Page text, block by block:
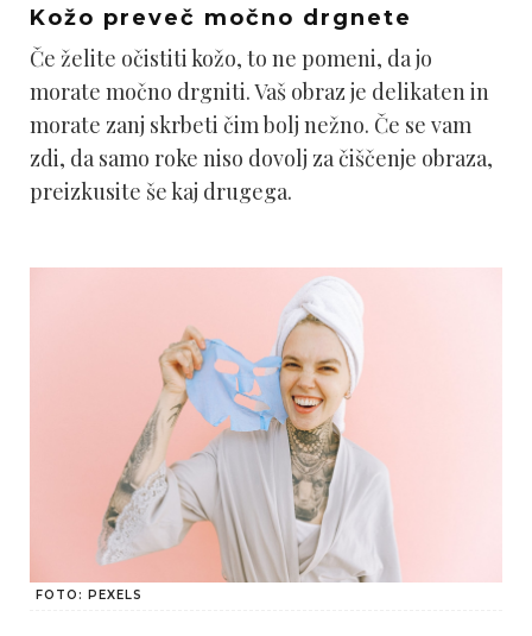
Kožo preveč močno drgnete
Če želite očistiti kožo, to ne pomeni, da jo
morate močno drgniti. Vaš obraz je delikaten in
morate zanj skrbeti čim bolj nežno. Če se vam
zdi, da samo roke niso dovolj za čiščenje obraza,
preizkusite še kaj drugega.
FOTO: PEXELS